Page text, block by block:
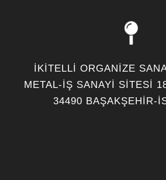
İKİTELLİ ORGANİZE
METAL-İŞ SANAYİ SİTESİ
34490 BAŞAKŞEHİR-